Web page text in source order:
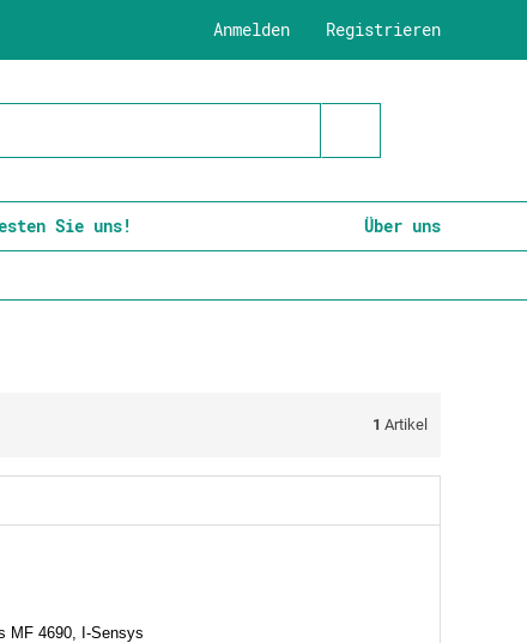
Registrieren
Anmelden
Sie uns! Über uns
1 Artikel
MF 4690, I-Sensys